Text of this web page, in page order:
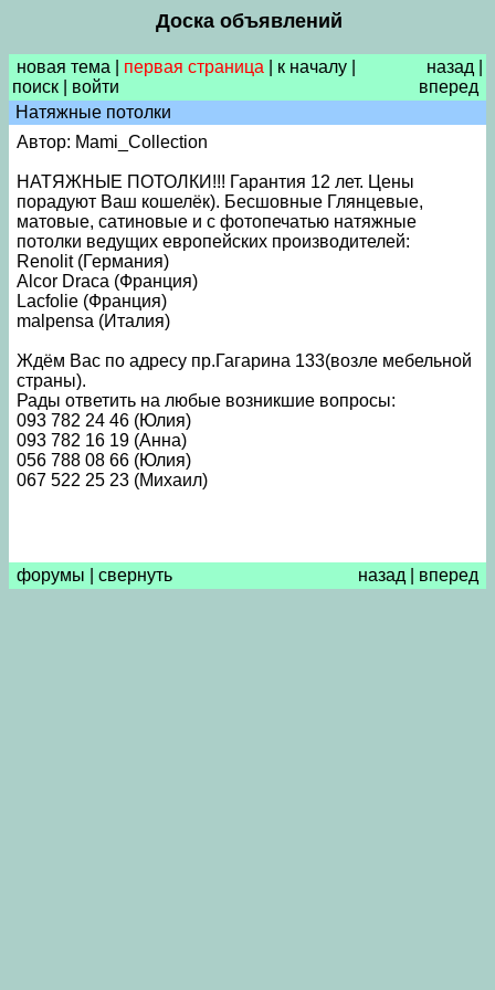
Доска объявлений
новая тема первая страница к началу
поиск
войти
назад
вперед
Натяжные потолки
Автор: Mami_Collection
НАТЯЖНЫЕ ПОТОЛКИ!!! Гарантия 12 лет. Цены
порадуют Ваш кошелёк). Бесшовные Глянцевые,
матовые, сатиновые и с фотопечатью натяжные
потолки ведущих европейских производителей:
Renolit (Германия)
Alcor Draca (Франция)
Lacfolie (Франция)
malpensa (Италия)
Ждём Вас по адресу пр.Гагарина 133(возле мебельной
страны).
Рады ответить на любые возникшие вопросы:
093 782 24 46 (Юлия)
093 782 16 19 (Анна)
056 788 08 66 (Юлия)
067 522 25 23 (Михаил)
форумы свернуть назад вперед